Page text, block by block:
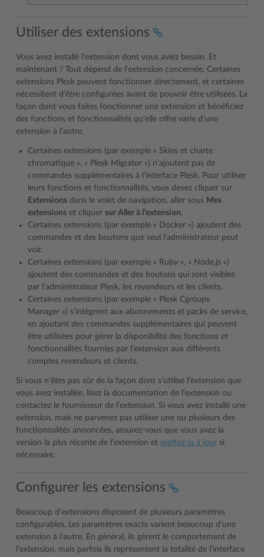
Utiliser des extensions
Vous avez installé l’extension dont vous aviez besoin. Et
maintenant ? Tout dépend de l’extension concernée. Certaines
extensions Plesk peuvent fonctionner directement, et certaines
nécessitent d’être configurées avant de pouvoir être utilisées. La
façon dont vous faites fonctionner une extension et bénéficiez
des fonctions et fonctionnalités qu’elle offre varie d’une
extension à l’autre.
Certaines extensions (par exemple « Skins et charte
chromatique », « Plesk Migrator ») n’ajoutent pas de
commandes supplémentaires à l’interface Plesk. Pour utiliser
leurs fonctions et fonctionnalités, vous devez cliquer sur
Extensions dans le volet de navigation, aller sous Mes
extensions et cliquer sur Aller à l’extension.
Certaines extensions (par exemple « Docker ») ajoutent des
commandes et des boutons que seul l’administrateur peut
voir.
Certaines extensions (par exemple « Ruby », « Node.js »)
ajoutent des commandes et des boutons qui sont visibles
par l’administrateur Plesk, les revendeurs et les clients.
Certaines extensions (par exemple « Plesk Cgroups
Manager ») s’intègrent aux abonnements et packs de service,
en ajoutant des commandes supplémentaires qui peuvent
être utilisées pour gérer la disponibilité des fonctions et
fonctionnalités fournies par l’extension aux différents
comptes revendeurs et clients.
Si vous n’êtes pas sûr de la façon dont s’utilise l’extension que
vous avez installée, lisez la documentation de l’extension ou
contactez le fournisseur de l’extension. Si vous avez installé une
extension, mais ne parvenez pas utiliser une ou plusieurs des
fonctionnalités annoncées, assurez-vous que vous avez la
version la plus récente de l’extension et mettez-la à jour si
nécessaire.
Configurer les extensions
Beaucoup d’extensions disposent de plusieurs paramètres
configurables. Les paramètres exacts varient beaucoup d’une
extension à l’autre. En général, ils gèrent le comportement de
l’extension, mais parfois ils représentent la totalité de l’interface